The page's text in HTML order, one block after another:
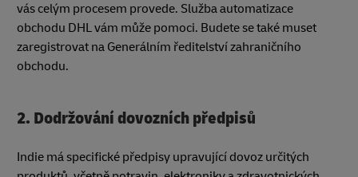
vás celým procesem provede. Služba automatizace
obchodu DHL vám může pomoci. Budete se také muset
zaregistrovat na Generálním ředitelství zahraničního
obchodu.
2. Dodržování dovozních předpisů
Indie má specifické předpisy upravující dovoz určitých